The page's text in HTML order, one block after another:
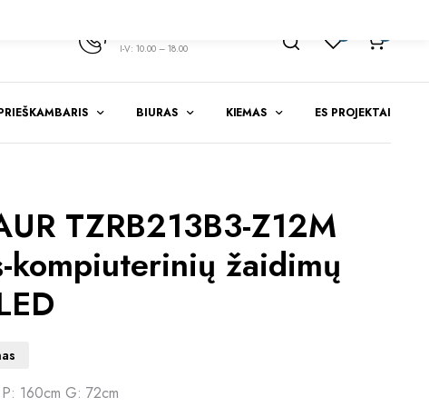
I-V: 10.00 – 18.00
BIURAS KIEMAS ES PROJEKTAI
TZRB213B3-Z12M
kompiuterinių žaidimų
160cm G: 72cm